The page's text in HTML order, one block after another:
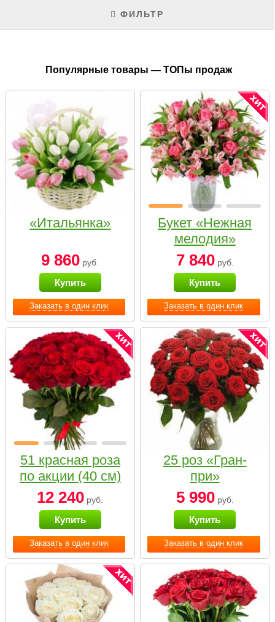
ФИЛЬТР
Популярные товары — ТОПы продаж
Заказать в один клик
«Итальянка»
9 860 руб.
Купить
Заказать в один клик
Букет «Нежная
мелодия»
7 840руб.
Купить
Заказать в один клик
51 красная роза
по акции (40 см)
12 240 руб.
Купить
Заказать в один клик
25 роз «Гран-
при»
5 990руб.
Купить